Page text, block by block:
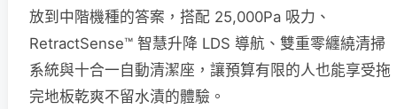
放到中階機種的答案，搭配 25,000Pa 吸力、
RetractSense™ 智慧升降 LDS 導航、雙重零纏繞清掃
系統與十合一自動清潔座，讓預算有限的人也能享受拖
完地板乾爽不留水漬的體驗。